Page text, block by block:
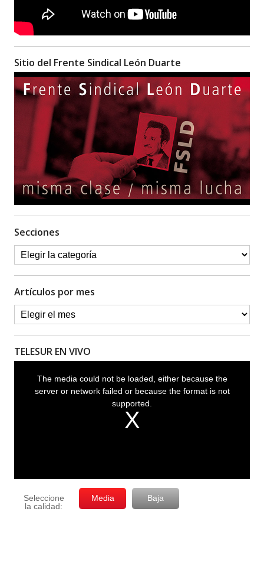
Sitio del Frente Sindical León Duarte
Secciones
Artículos por mes
TELESUR EN VIVO